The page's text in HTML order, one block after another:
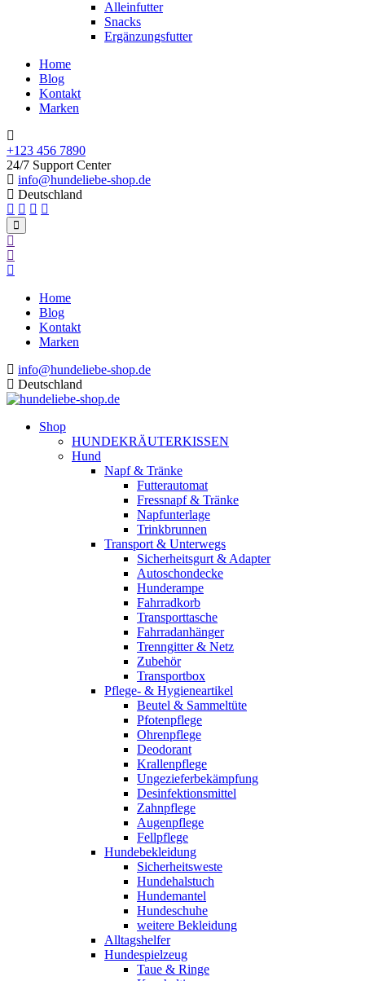
Alleinfutter
Snacks
Ergänzungsfutter
Home
Blog
Kontakt
Marken
+123 456 7890
24/7 Support Center
info@hundeliebe-shop.de
Deutschland
Home
Blog
Kontakt
Marken
info@hundeliebe-shop.de
Deutschland
Shop
HUNDEKRÄUTERKISSEN
Hund
Napf & Tränke
Futterautomat
Fressnapf & Tränke
Napfunterlage
Trinkbrunnen
Transport & Unterwegs
Sicherheitsgurt & Adapter
Autoschondecke
Hunderampe
Fahrradkorb
Transporttasche
Fahrradanhänger
Trenngitter & Netz
Zubehör
Transportbox
Pflege- & Hygieneartikel
Beutel & Sammeltüte
Pfotenpflege
Ohrenpflege
Deodorant
Krallenpflege
Ungezieferbekämpfung
Desinfektionsmittel
Zahnpflege
Augenpflege
Fellpflege
Hundebekleidung
Sicherheitsweste
Hundehalstuch
Hundemantel
Hundeschuhe
weitere Bekleidung
Alltagshelfer
Hundespielzeug
Taue & Ringe